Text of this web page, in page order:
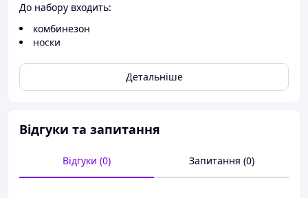
До набору входить:
комбинезон
носки
Детальніше
Відгуки та запитання
Відгуки (0) Запитання (0)